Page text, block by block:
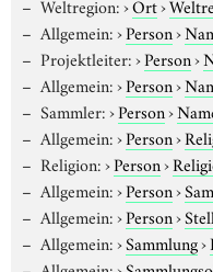
Weltregion:›Ort›
Allgemein:›Person›
Projektleiter:›Person›
Allgemein:›Person›
Sammler:›Person›
Allgemein:›Person›
Religion:›Person›
Allgemein:›Person›
Allgemein:›Person›
Allgemein:›Sammlung›